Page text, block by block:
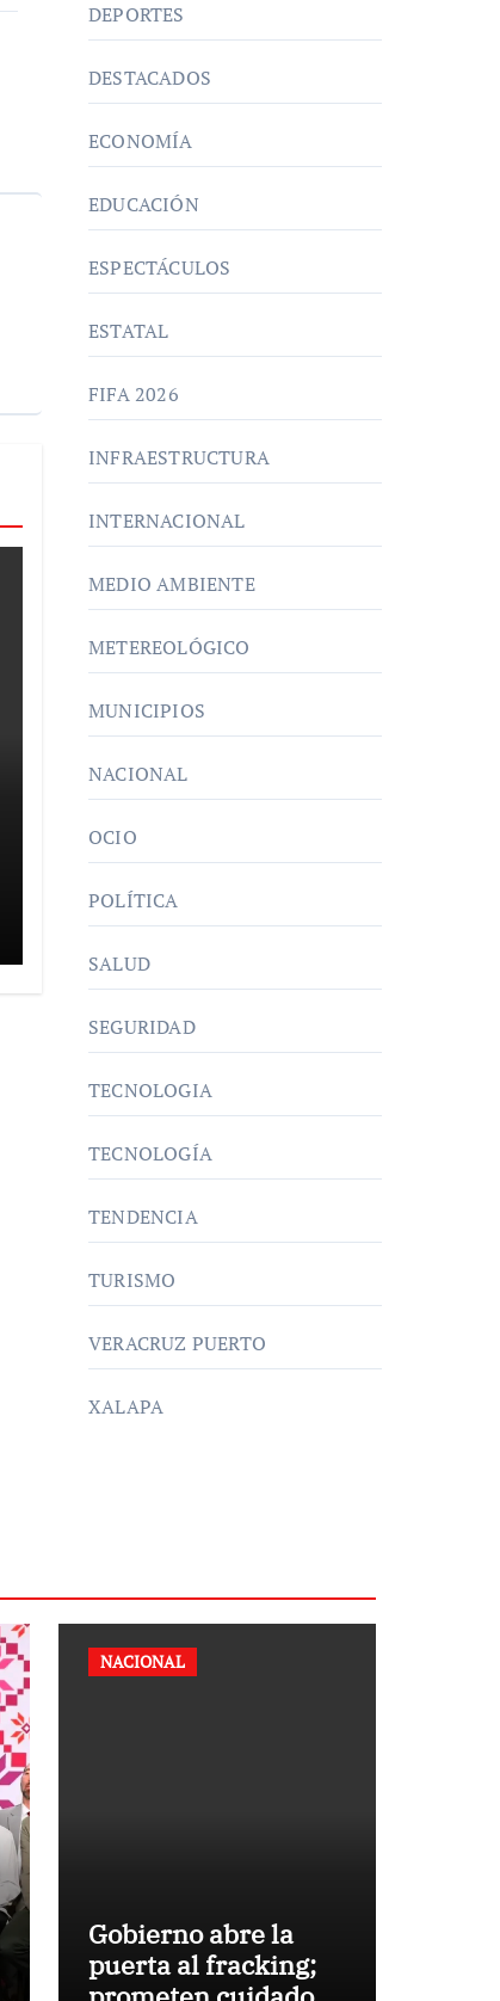
DEPORTES
DESTACADOS
ECONOMÍA
EDUCACIÓN
ESPECTÁCULOS
ESTATAL
FIFA 2026
INFRAESTRUCTURA
INTERNACIONAL
MEDIO AMBIENTE
METEREOLÓGICO
MUNICIPIOS
NACIONAL
OCIO
POLÍTICA
SALUD
SEGURIDAD
TECNOLOGIA
TECNOLOGÍA
TENDENCIA
TURISMO
VERACRUZ PUERTO
XALAPA
NACIONAL
Gobierno abre la
puerta al fracking;